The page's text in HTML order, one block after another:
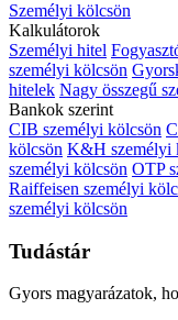
Személyi kölcsön
Kalkulátorok
Személyi hitel
személyi kölcsön
hitelek Nagy összegű
Bankok szerint
CIB személyi kölcsön
kölcsön K&H személyi
személyi kölcsön OTP
Raiffeisen személyi
személyi kölcsön
Tudástár
Gyors magyarázatok,